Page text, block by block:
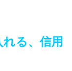
る、信用